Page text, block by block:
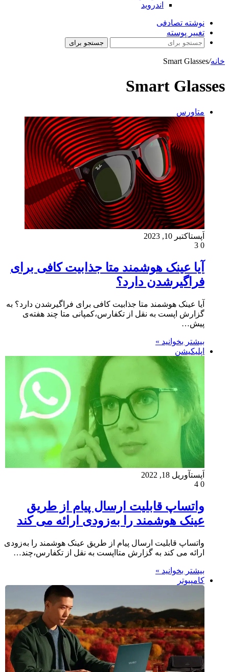
اندروید
نوشته تصادفی
تغییر پوسته
جستجو برای
خانه/
Smart Glasses
Smart Glasses
متاورس
اَپستاکتبر 10, 2023
0
آیا عینک‌ هوشمند متا جذابیت کافی برای
فراگیرشدن دارد؟
آیا عینک‌ هوشمند متا جذابیت کافی برای فراگیرشدن دارد؟ به
گزارش اپست به نقل از تکفارس،کمپانی متا چند هفته‌ی
پیش…
بیشتر بخوانید »
اپلیکیشن
اَپستآوریل 18, 2022
0
واتساپ قابلیت ارسال پیام از طریق
عینک هوشمند را به‌زودی ارائه می کند
واتساپ قابلیت ارسال پیام از طریق عینک هوشمند را به‌زودی
ارائه می کند به گزارش متااپست به نقل از تکفارس،چند…
بیشتر بخوانید »
کامپیوتر